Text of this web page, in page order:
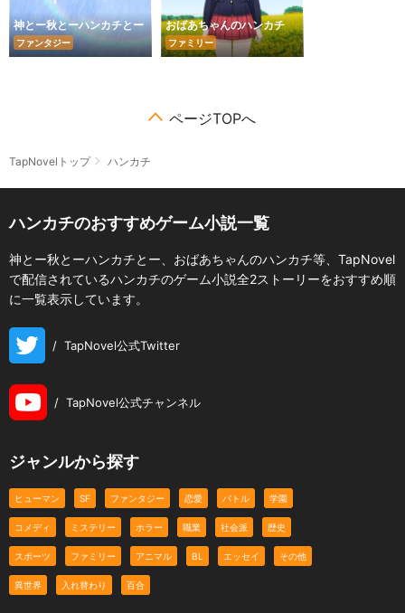
神とー秋とーハンカチとー
ファンタジー
おばあちゃんのハンカチ
ファミリー
ページTOPへ
TapNovelトップ ハンカチ
ハンカチのおすすめゲーム小説一覧
神とー秋とーハンカチとー、おばあちゃんのハンカチ等、TapNovel
で配信されているハンカチのゲーム小説全2ストーリーをおすすめ順
に一覧表示しています。
/ TapNovel公式Twitter
/ TapNovel公式チャンネル
ジャンルから探す
ヒューマン SF ファンタジー 恋愛 バトル 学園
コメディ ミステリー ホラー 職業 社会派 歴史
スポーツ ファミリー アニマル BL エッセイ その他
異世界 入れ替わり 百合